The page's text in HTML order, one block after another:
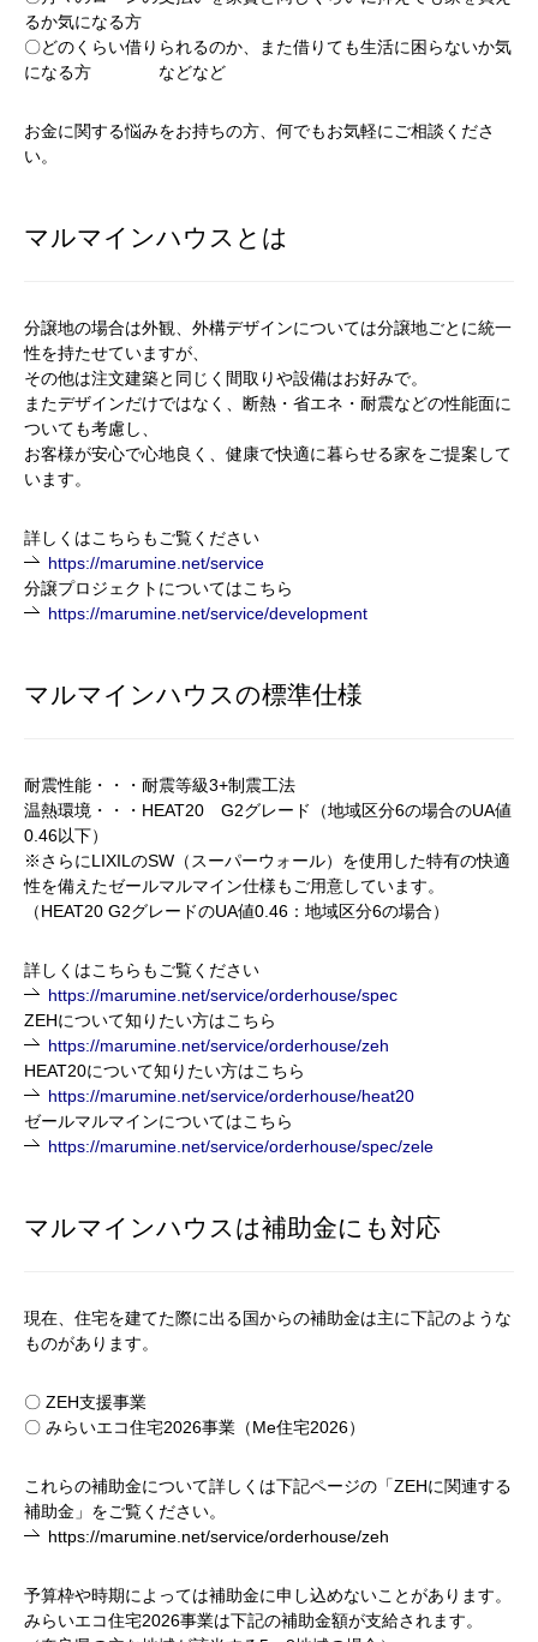
るか気になる方
〇どのくらい借りられるのか、また借りても生活に困らないか気
になる方 などなど
お金に関する悩みをお持ちの方、何でもお気軽にご相談くださ
い。
マルマインハウスとは
分譲地の場合は外観、外構デザインについては分譲地ごとに統一
性を持たせていますが、
その他は注文建築と同じく間取りや設備はお好みで。
またデザインだけではなく、断熱・省エネ・耐震などの性能面に
ついても考慮し、
お客様が安心で心地良く、健康で快適に暮らせる家をご提案して
います。
詳しくはこちらもご覧ください
https://marumine.net/service
分譲プロジェクトについてはこちら
https://marumine.net/service/development
マルマインハウスの標準仕様
耐震性能・・・耐震等級3+制震工法
温熱環境・・・ HEAT20 G2グレード （地域区分6の場合のUA値
0.46以下）
※さらにLIXILのSW （スーパーウォール）を使用した特有の快適
性を備えたゼールマルマイン仕様もご用意しています。
（HEAT20 G2グレードのUA値0.46：地域区分6の場合）
詳しくはこちらもご覧ください
https://marumine.net/service/orderhouse/spec
ZEHについて知りたい方はこちら
https://marumine.net/service/orderhouse/zeh
HEAT20について知りたい方はこちら
https://marumine.net/service/orderhouse/heat20
ゼールマルマインについてはこちら
https://marumine.net/service/orderhouse/spec/zele
マルマインハウスは補助金にも対応
現在、住宅を建てた際に出る国からの補助金は主に下記のような
ものがあります。
〇 ZEH支援事業
〇 みらいエコ住宅2026事業（Me住宅2026）
これらの補助金について詳しくは下記ページの「ZEHに関連する
補助金」をご覧ください。
https://marumine.net/service/orderhouse/zeh
予算枠や時期によっては補助金に申し込めないことがあります。
みらいエコ住宅2026事業は下記の補助金額が支給されます。